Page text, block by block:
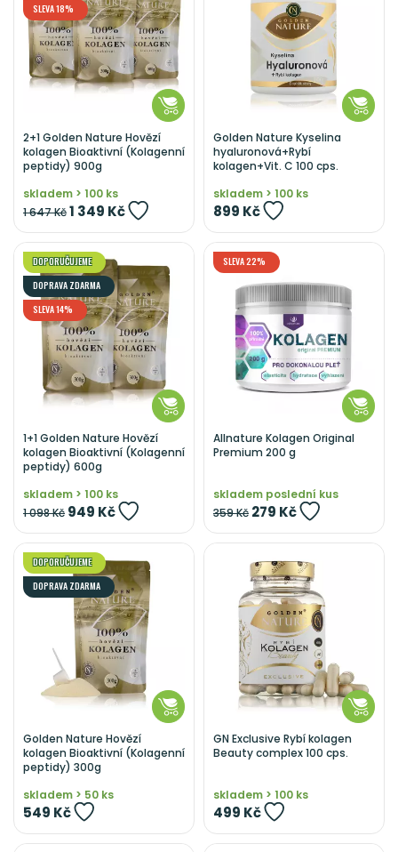
SLEVA 18%
2+1 Golden Nature Hovězí
kolagen Bioaktivní (Kolagenní
peptidy) 900g
skladem > 100 ks
1 647 Kč1 349 Kč
Golden Nature Kyselina
hyaluronová+Rybí
kolagen+Vit. C 100 cps.
skladem > 100 ks
899 Kč
DOPORUČUJEME
DOPRAVA ZDARMA
SLEVA 14%
1+1 Golden Nature Hovězí
kolagen Bioaktivní (Kolagenní
peptidy) 600g
skladem > 100 ks
1 098 Kč 949 Kč
SLEVA 22%
Allnature Kolagen Original
Premium 200 g
skladem poslední kus
359 Kč 279 Kč
DOPORUČUJEME
DOPRAVA ZDARMA
Golden Nature Hovězí
kolagen Bioaktivní (Kolagenní
peptidy) 300g
skladem > 50 ks
549 Kč
GN Exclusive Rybí kolagen
Beauty complex 100 cps.
skladem > 100 ks
499 Kč